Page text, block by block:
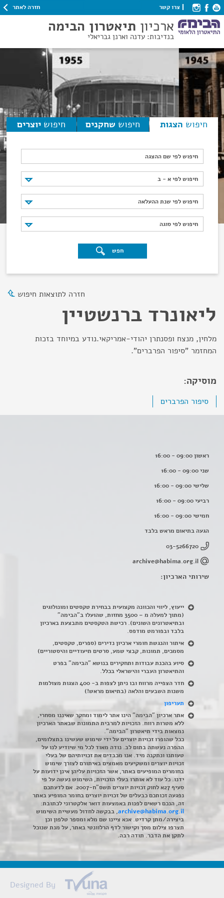
צרו קשר חזרה לאתר
ארכיון תיאטרון הבימה
בנדיבות: עדנה וארנן גבריאלי
חיפוש הצגות חיפוש שחקנים חיפוש יוצרים
חיפוש לפי שם ההצגה
חיפוש לפי א - ב
חיפוש לפי א - ב
חיפוש לפי שנת ההעלאה
חיפוש לפי שנת ההעלאה
חיפוש לפי סוגה
חיפוש לפי סוגה
חפש
חזרה לתוצאות חיפוש
ליאונרד ברנשטיין
מלחין, מנצח ופסנתרן יהודי-אמריקאי.נודע במיוחד בזכות
המחזמר "סיפור הפרברים".
מוסיקה:
סיפור הפרברים
ראשון 09:00 - 16:00
שני 09:00 - 16:00
שלישי 09:00 - 16:00
רביעי 09:00 - 16:00
חמישי 09:00 - 16:00
הגעה בתיאום מראש בלבד
03-5266720
archive@habima.org.il
שירותי הארכיון:
ייעוץ, ליווי והכוונה מקצועית בבחירת טקסטים ומונולוגים
(מתוך למעלה מ – 3500 מחזות, שהועלו ב"הבימה"
ובתיאטרונים השונים). רכישת הטקסטים מתבצעת בארכיון
בלבד ובפורמט מודפס.
איתור והנגשת חומרי ארכיון נדירים (ספרים, טקסטים,
מסמכים, תמונות, קבצי שמע, סרטים תיעודיים והיסטוריים)
סיוע בהכנת עבודות ותחקירים בנושא "הבימה" בפרט
והתיאטרון העברי והישראלי בכלל.
חדר הצפייה מרווח ובו ניתן לצפות ב- 400 הצגות מצולמות
משנות השבעים והלאה (בתיאום מראש!)
תעריפון
אתר ארכיון "הבימה" הינו אתר לימוד ומחקר שאיננו מסחרי,
ללא מטרות רווח. הזכויות למרבית התמונות שבאתר הארכיון
נמצאות בידי תיאטרון "הבימה".
ככל שהופרו זכויות יוצרים על ידי שימוש שעשינו בתצלומים,
ההפרה נעשתה בתום לב. נודה מאוד לכל מי שיודיע לנו על
טעותנו ונתקנה מיד. אנו מכבדים את זכויותיהם של בעלי
זכויות יוצרים ומשקיעים מאמצים באיתורם לצורך שימוש
בחומרים המופיעים באתר, אשר הזכויות עליהן אינן ידועות על
ידנו. כל עוד לא אותרו בעלי הזכויות, השימוש נעשה על פי
סעיף 27א לחוק זכויות יוצרים תשס"ח-2007. אם לדעתכם
נפגעה זכותכם כבעלים של זכויות יוצרים בחומר המופיע באתר
זה, הנכם רשאים לפנות באמצעות דואר אלקטרוני לכתובת:
archive@habima.org.il, בבקשה לחדול מעשיית השימוש
ביצירה/מתן קרדיט. אנא ציינו שם מלא ומספר טלפון וכן
תצרפו צילום מסך וקישור לדף הרלוונטי באתר, על מנת שנוכל
לתקן את הדבר. תודה רבה.
Designed By